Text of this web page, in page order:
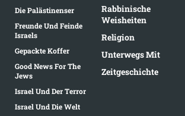
Die Palästinenser
Freunde Und Feinde
Israels
Gepackte Koffer
Good News For The
Jews
Israel Und Der Terror
Israel Und Die Welt
Rabbinische
Weisheiten
Religion
Unterwegs Mit
Zeitgeschichte